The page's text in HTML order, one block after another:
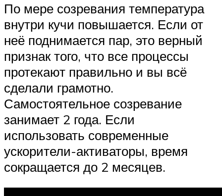
По мере созревания температура
внутри кучи повышается. Если от
неё поднимается пар, это верный
признак того, что все процессы
протекают правильно и вы всё
сделали грамотно.
Самостоятельное созревание
занимает 2 года. Если
использовать современные
ускорители-активаторы, время
сокращается до 2 месяцев.